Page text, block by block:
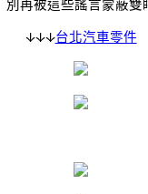
別再被這些謠言蒙蔽雙
↓↓↓台北汽車零件